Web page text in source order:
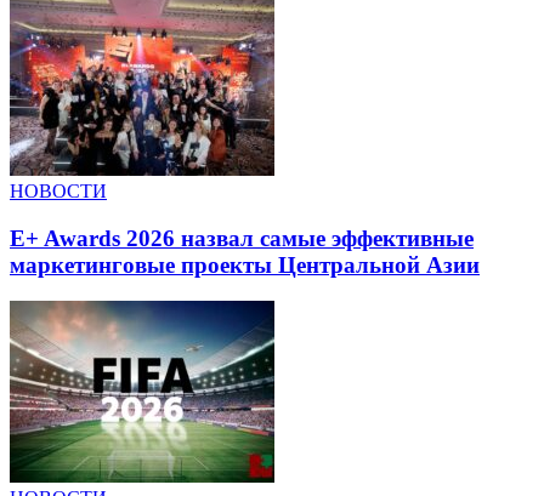
НОВОСТИ
E+ Awards 2026 назвал самые эффективные
маркетинговые проекты Центральной Азии